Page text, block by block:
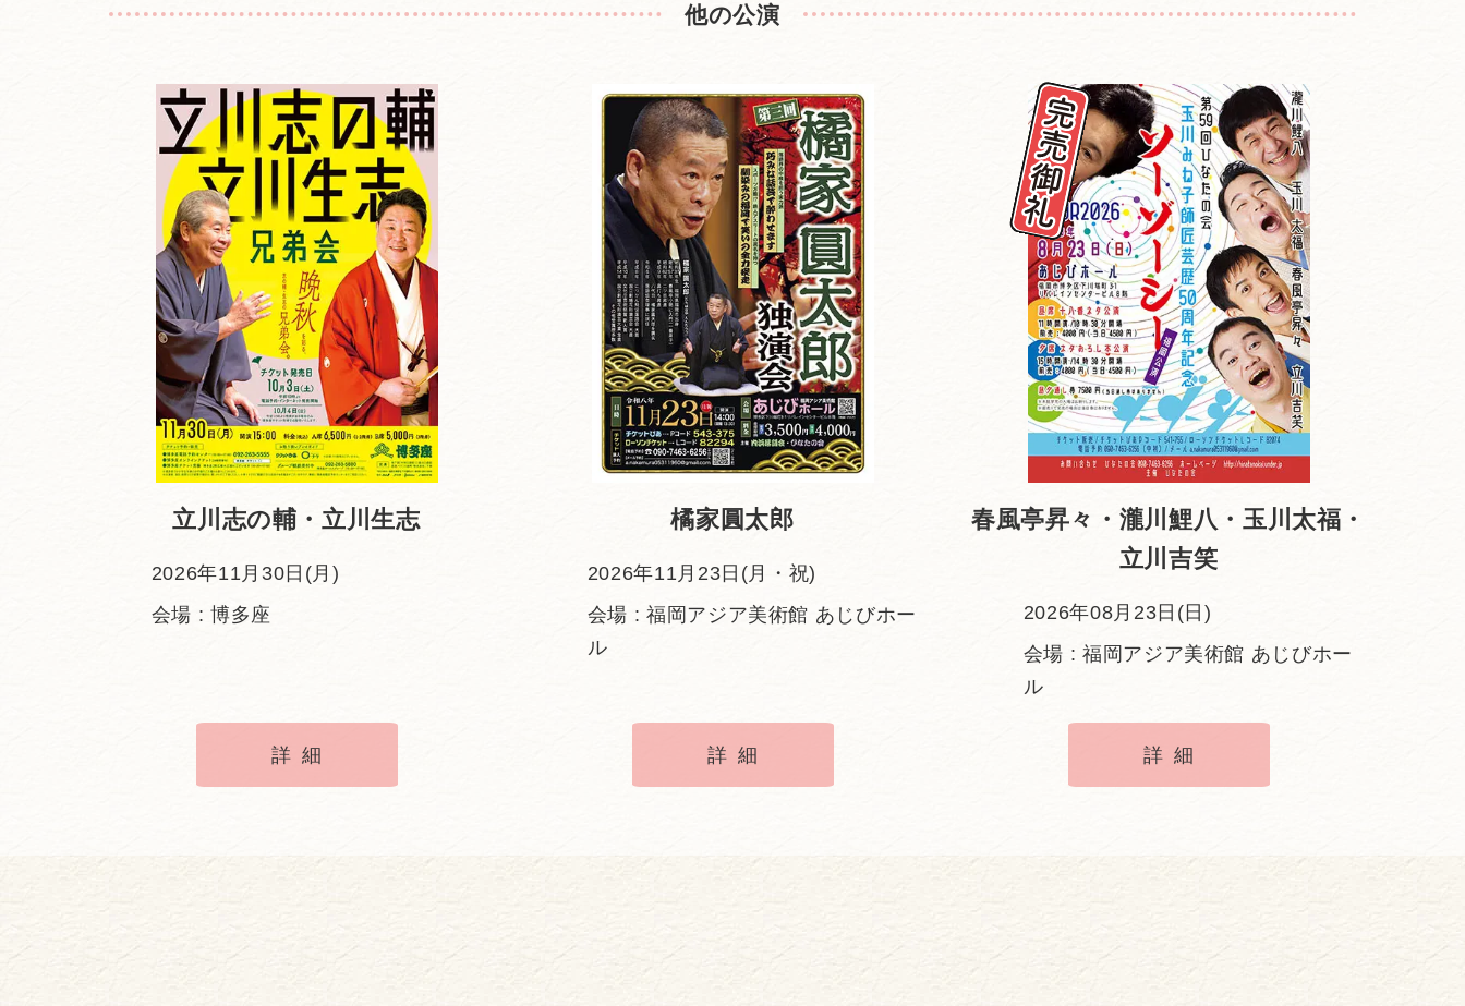
他の公演
立川志の輔・立川生志
2026年11月30日(月)
会場 : 博多座
詳細
橘家圓太郎
2026年11月23日(月・祝)
会場 : 福岡アジア美術館 あじびホー
ル
詳細
春風亭昇々・瀧川鯉八・玉川太福・
立川吉笑
2026年08月23日(日)
会場 : 福岡アジア美術館 あじびホー
ル
詳細